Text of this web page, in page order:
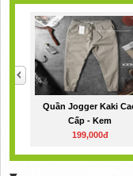
Quần Jogger Kaki
Cấp - Kem
199,000đ